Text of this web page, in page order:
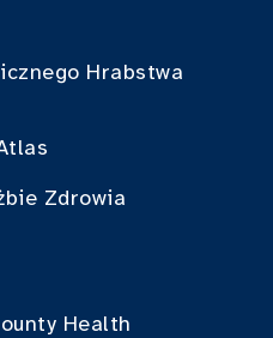
Hrabstwa
Zdrowia
Health